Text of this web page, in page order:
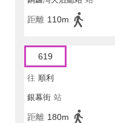
距離 110m
619
往 順利
銀幕街 站
距離 180m